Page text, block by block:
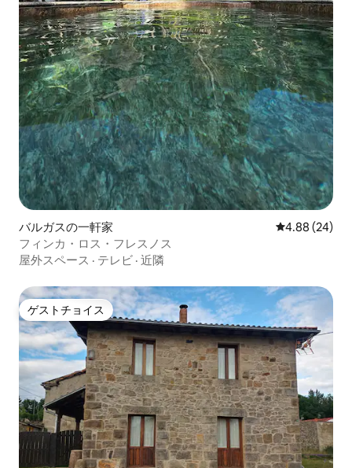
バルガスの一軒家 レビュー24
4.88 (24)
フィンカ・ロス・フレスノス
屋外スペース · テレビ · 近隣
ゲストチョイス
ゲストチョイス